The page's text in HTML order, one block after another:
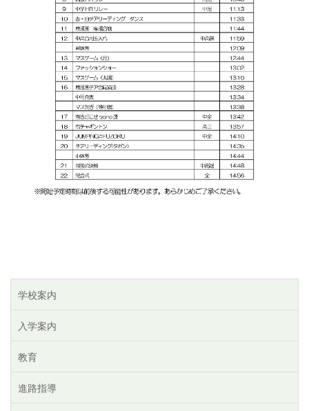
学校案内
入学案内
教育
進路指導